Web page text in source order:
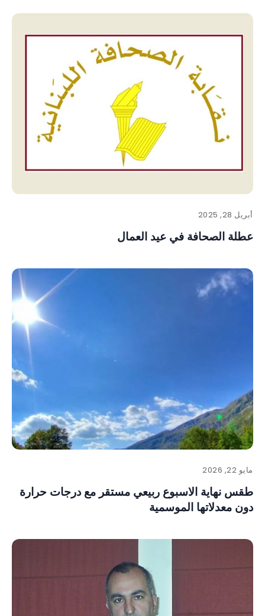
أبريل 28, 2025
عطلة الصحافة في عيد العمال
مايو 22, 2026
طقس نهاية الاسبوع ربيعي مستقر مع درجات حرارة
دون معدلاتها الموسمية